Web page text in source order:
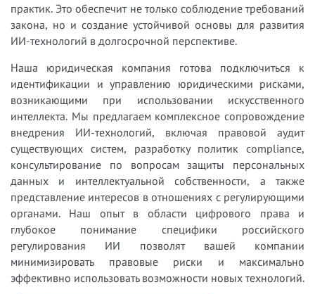
практик. Это обеспечит не только соблюдение требований
закона, но и создание устойчивой основы для развития
ИИ-технологий в долгосрочной перспективе.
Наша юридическая компания готова подключиться к
идентификации и управлению юридическими рисками,
возникающими при использовании искусственного
интеллекта. Мы предлагаем комплексное сопровождение
внедрения ИИ-технологий, включая правовой аудит
существующих систем, разработку политик compliance,
консультирование по вопросам защиты персональных
данных и интеллектуальной собственности, а также
представление интересов в отношениях с регулирующими
органами. Наш опыт в области цифрового права и
глубокое понимание специфики российского
регулирования ИИ позволят вашей компании
минимизировать правовые риски и максимально
эффективно использовать возможности новых технологий.